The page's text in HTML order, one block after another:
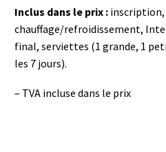
Inclus dans le prix : inscription,
chauffage/refroidissement,
final, serviettes (1 grande, 1
les 7 jours).
– TVA incluse dans le prix